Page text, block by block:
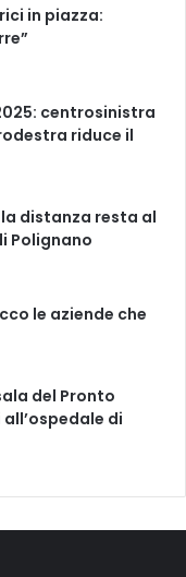
in piazza:
centrosinistra
riduce il
distanza resta al
Polignano
Ecco le aziende che
del Pronto
di